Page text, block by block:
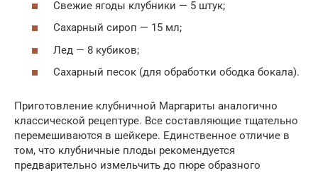
Свежие ягоды клубники — 5 штук;
Сахарный сироп — 15 мл;
Лед — 8 кубиков;
Сахарный песок (для обработки ободка бокала).
Приготовление клубничной Маргариты аналогично
классической рецептуре. Все составляющие тщательно
перемешиваются в шейкере. Единственное отличие в
том, что клубничные плоды рекомендуется
предварительно измельчить до пюре образного